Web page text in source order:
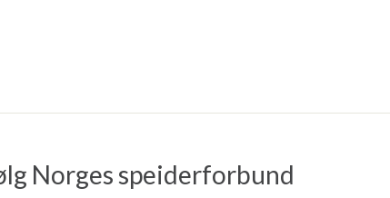
Norges speiderforbund